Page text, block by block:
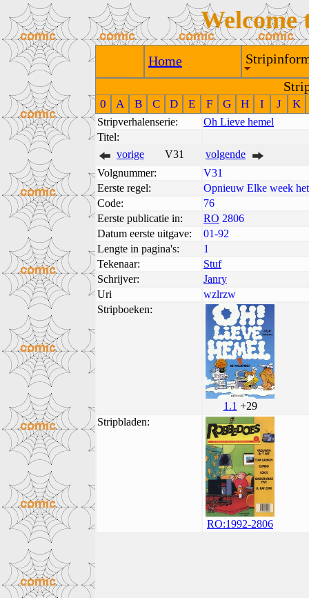
Welcome
Home
0 A B C D E F G H I J K
Stripverhalenserie:
Oh Lieve hemel
Titel:
vorige
V31
volgende
Volgnummer:
V31
Eerste regel:
Opnieuw Elke week
Code:
76
Eerste publicatie in:
RO 2806
Datum eerste uitgave:
01-92
Lengte in pagina's:
1
Tekenaar:
Stuf
Schrijver:
Janry
Uri
wzlrzw
Stripboeken:
1.1 +29
Stripbladen:
RO:1992-2806